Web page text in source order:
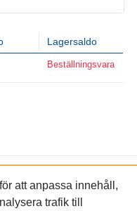
Lagersaldo
Beställningsvara
oss
att anpassa innehåll,
trafik till